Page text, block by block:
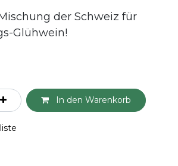
der Schweiz für
Glühwein!
In den Warenkorb